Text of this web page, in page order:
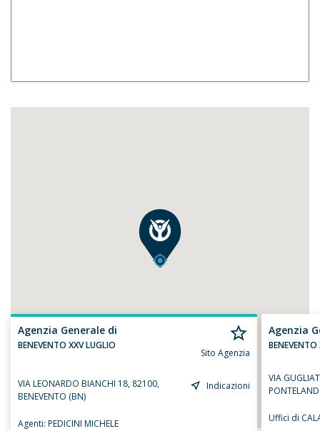
Agenzia Generale di
BENEVENTO XXV LUGLIO
Sito Agenzia
VIA LEONARDO BIANCHI 18, 82100,
BENEVENTO (BN)
Indicazioni
Agenti: PEDICINI MICHELE
Agenzia
VIA
Uffici di